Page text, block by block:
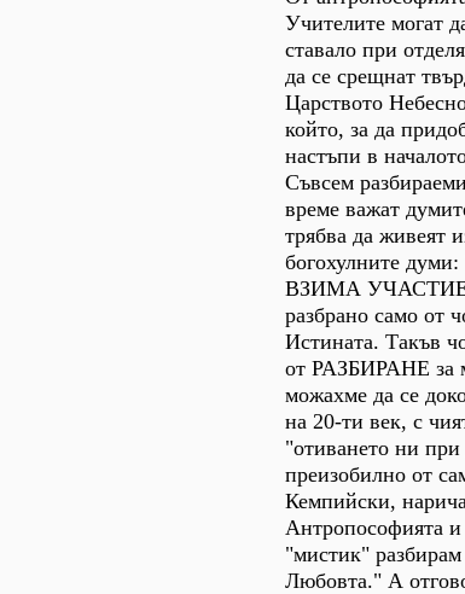
Учителите могат
ставало при
да се срещнат
Царството
който, за да
настъпи в
Съвсем
време важат
трябва да живеят
богохулните
ВЗИМА УЧАСТИЕ
разбрано само от
Истината. Такъв
от РАЗБИРАНЕ за
можахме да се
на 20-ти век, с
"отиването ни при
преизобилно от
Кемпийски,
Антропософията
"мистик"
Любовта." А